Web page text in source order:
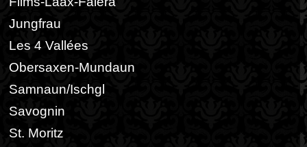
Jungfrau
Les 4 Vallées
Obersaxen-Mundaun
Samnaun/Ischgl
Savognin
St. Moritz